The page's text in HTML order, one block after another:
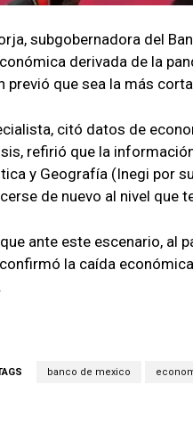
subgobernadora del
derivada de la
previó que sea la más
citó datos de
refirió que la
y Geografía (Inegi por
de nuevo al nivel que
ante este escenario, al
la caída
banco de mexico